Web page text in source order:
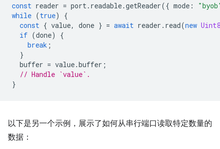
const reader = port. readable.getReader({ mode :
while (true)
{
const { value, done } = await reader . read(new
if (done)
{
break ;
}
buffer = value.buffer ;
// Handle `value`.
}
以下是另一个示例，展示了如何从串行端口读取特定数量的
数据：